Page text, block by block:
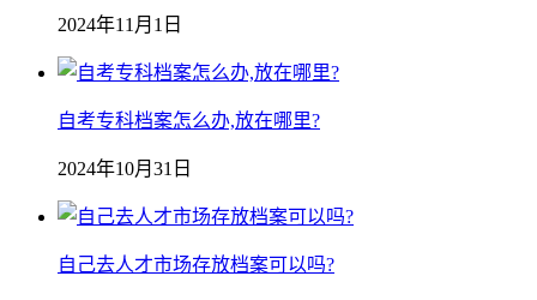
2024年11月1日
自考专科档案怎么办,放在哪里?
2024年10月31日
自己去人才市场存放档案可以吗?